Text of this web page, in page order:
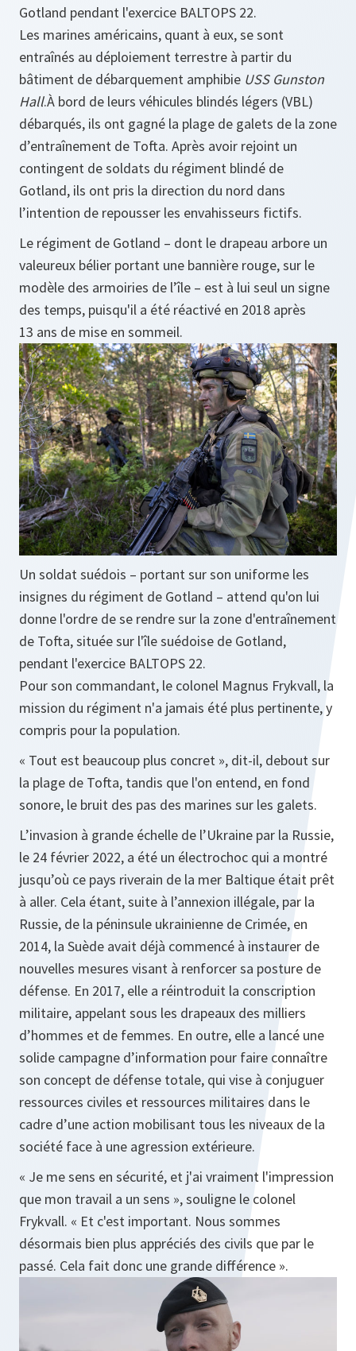
Gotland pendant l'exercice BALTOPS 22.
Les marines américains, quant à eux, se sont
entraînés au déploiement terrestre à partir du
bâtiment de débarquement amphibie USS Gunston
Hall.À bord de leurs véhicules blindés légers (VBL)
débarqués, ils ont gagné la plage de galets de la zone
d’entraînement de Tofta. Après avoir rejoint un
contingent de soldats du régiment blindé de
Gotland, ils ont pris la direction du nord dans
l’intention de repousser les envahisseurs fictifs.
Le régiment de Gotland – dont le drapeau arbore un
valeureux bélier portant une bannière rouge, sur le
modèle des armoiries de l’île – est à lui seul un signe
des temps, puisqu'il a été réactivé en 2018 après
13 ans de mise en sommeil.
Un soldat suédois – portant sur son uniforme les
insignes du régiment de Gotland – attend qu'on lui
donne l'ordre de se rendre sur la zone d'entraînement
de Tofta, située sur l'île suédoise de Gotland,
pendant l'exercice BALTOPS 22.
Pour son commandant, le colonel Magnus Frykvall, la
mission du régiment n'a jamais été plus pertinente, y
compris pour la population.
« Tout est beaucoup plus concret », dit-il, debout sur
la plage de Tofta, tandis que l'on entend, en fond
sonore, le bruit des pas des marines sur les galets.
L’invasion à grande échelle de l’Ukraine par la Russie,
le 24 février 2022, a été un électrochoc qui a montré
jusqu’où ce pays riverain de la mer Baltique était prêt
à aller. Cela étant, suite à l’annexion illégale, par la
Russie, de la péninsule ukrainienne de Crimée, en
2014, la Suède avait déjà commencé à instaurer de
nouvelles mesures visant à renforcer sa posture de
défense. En 2017, elle a réintroduit la conscription
militaire, appelant sous les drapeaux des milliers
d’hommes et de femmes. En outre, elle a lancé une
solide campagne d’information pour faire connaître
son concept de défense totale, qui vise à conjuguer
ressources civiles et ressources militaires dans le
cadre d’une action mobilisant tous les niveaux de la
société face à une agression extérieure.
« Je me sens en sécurité, et j'ai vraiment l'impression
que mon travail a un sens », souligne le colonel
Frykvall. « Et c'est important. Nous sommes
désormais bien plus appréciés des civils que par le
passé. Cela fait donc une grande différence ».